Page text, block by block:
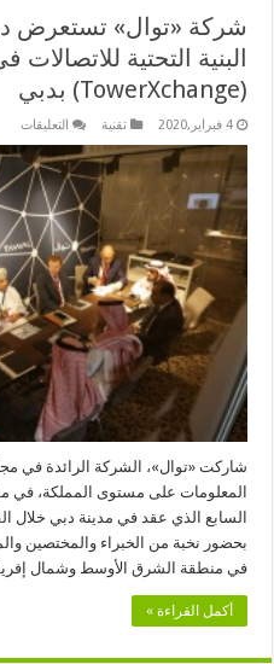
شركة «توال» تستعرض
البنية التحتية للاتصالات
(TowerXchange) بدبي
4 فبراير,2020 تقنية التعليقاتعلى
في
مجال
في
شاركت «توال»، الشركة الرائدة في مجال
بحضور نخبة من الخبراء والمختصين
في منطقة الشرق الأوسط وشمال
أكمل القراءة »